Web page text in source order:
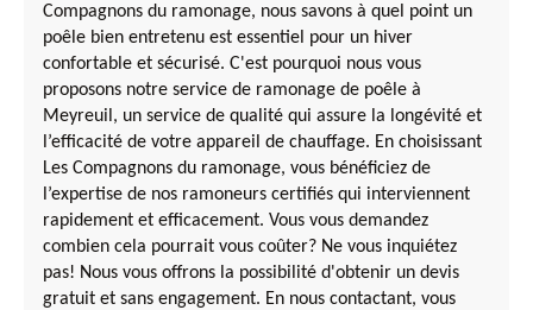
Compagnons du ramonage, nous savons à quel point un
poêle bien entretenu est essentiel pour un hiver
confortable et sécurisé. C'est pourquoi nous vous
proposons notre service de ramonage de poêle à
Meyreuil, un service de qualité qui assure la longévité et
l’efficacité de votre appareil de chauffage. En choisissant
Les Compagnons du ramonage, vous bénéficiez de
l’expertise de nos ramoneurs certifiés qui interviennent
rapidement et efficacement. Vous vous demandez
combien cela pourrait vous coûter? Ne vous inquiétez
pas! Nous vous offrons la possibilité d'obtenir un devis
gratuit et sans engagement. En nous contactant, vous